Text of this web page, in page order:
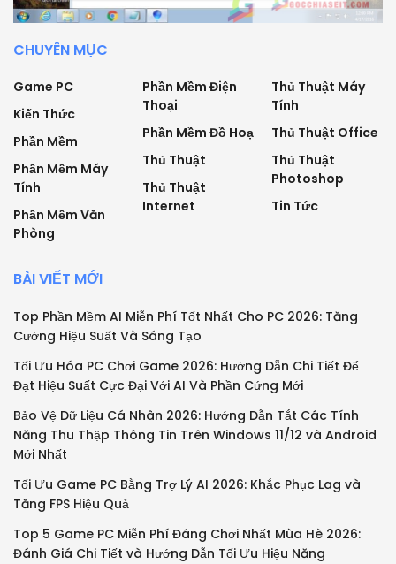
CHUYÊN MỤC
Game PC
Kiến Thức
Phần Mềm
Phần Mềm Máy
Tính
Phần Mềm Văn
Phòng
Phần Mềm Điện
Thoại
Phần Mềm Đồ Hoạ
Thủ Thuật
Thủ Thuật
Internet
Thủ Thuật Máy
Tính
Thủ Thuật Office
Thủ Thuật
Photoshop
Tin Tức
BÀI VIẾT MỚI
Top Phần Mềm AI Miễn Phí Tốt Nhất Cho PC 2026: Tăng
Cường Hiệu Suất Và Sáng Tạo
Tối Ưu Hóa PC Chơi Game 2026: Hướng Dẫn Chi Tiết Để
Đạt Hiệu Suất Cực Đại Với AI Và Phần Cứng Mới
Bảo Vệ Dữ Liệu Cá Nhân 2026: Hướng Dẫn Tắt Các Tính
Năng Thu Thập Thông Tin Trên Windows 11/12 và Android
Mới Nhất
Tối Ưu Game PC Bằng Trợ Lý AI 2026: Khắc Phục Lag và
Tăng FPS Hiệu Quả
Top 5 Game PC Miễn Phí Đáng Chơi Nhất Mùa Hè 2026:
Đánh Giá Chi Tiết và Hướng Dẫn Tối Ưu Hiệu Năng